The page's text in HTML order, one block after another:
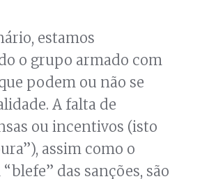
estamos
o grupo armado com
podem ou não se
A falta de
ou incentivos (isto
assim como o
das sanções, são